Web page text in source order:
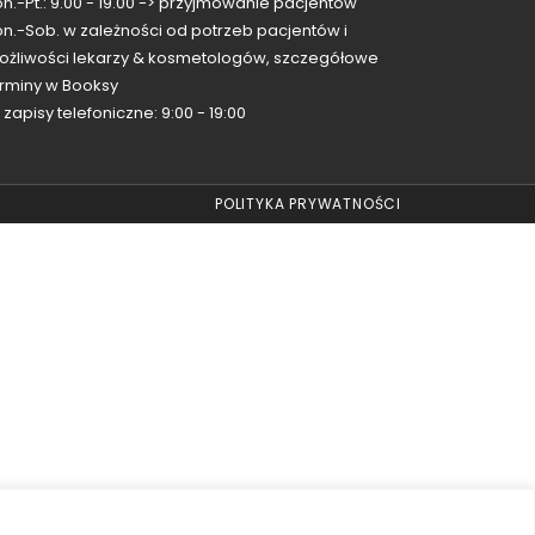
Sob.w zależności od potrzeb pacjentów i
lekarzy & kosmetologów, szczegółowe
w Booksy
telefoniczne: 9:00 - 19:00
POLITYKA PRYWATNOŚCI